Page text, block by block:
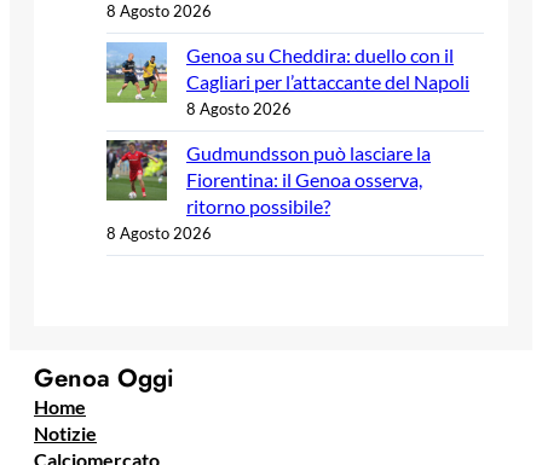
8 Agosto 2026
Genoa su Cheddira: duello con il
Cagliari per l’attaccante del Napoli
8 Agosto 2026
Gudmundsson può lasciare la
Fiorentina: il Genoa osserva,
ritorno possibile?
8 Agosto 2026
Genoa Oggi
Home
Notizie
Calciomercato